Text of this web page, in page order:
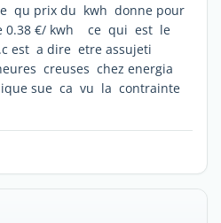
qu prix du kwh donne pour
0.38 €/ kwh ce qui est le
est a dire etre assujeti
creuses chez energia
sue ca vu la contrainte